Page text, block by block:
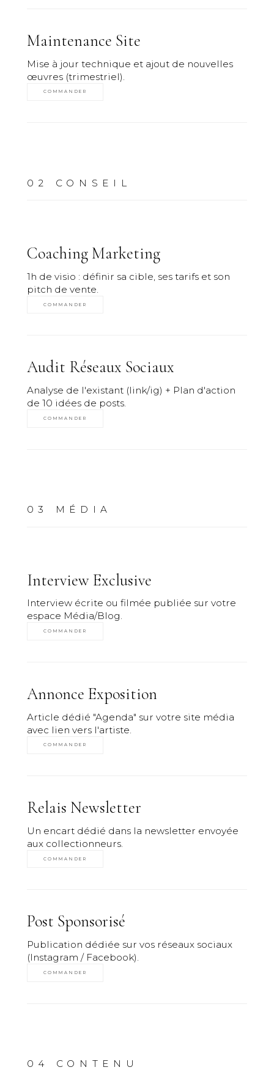
Maintenance Site
Mise à jour technique et ajout de nouvelles
œuvres (trimestriel).
COMMANDER
02 CONSEIL
Coaching Marketing
1h de visio : définir sa cible, ses tarifs et son
pitch de vente.
COMMANDER
Audit Réseaux Sociaux
Analyse de l'existant (link/ig) + Plan d'action
de 10 idées de posts.
COMMANDER
03 MÉDIA
Interview Exclusive
Interview écrite ou filmée publiée sur votre
espace Média/Blog.
COMMANDER
Annonce Exposition
Article dédié "Agenda" sur votre site média
avec lien vers l'artiste.
COMMANDER
Relais Newsletter
Un encart dédié dans la newsletter envoyée
aux collectionneurs.
COMMANDER
Post Sponsorisé
Publication dédiée sur vos réseaux sociaux
(Instagram / Facebook).
COMMANDER
04 CONTENU